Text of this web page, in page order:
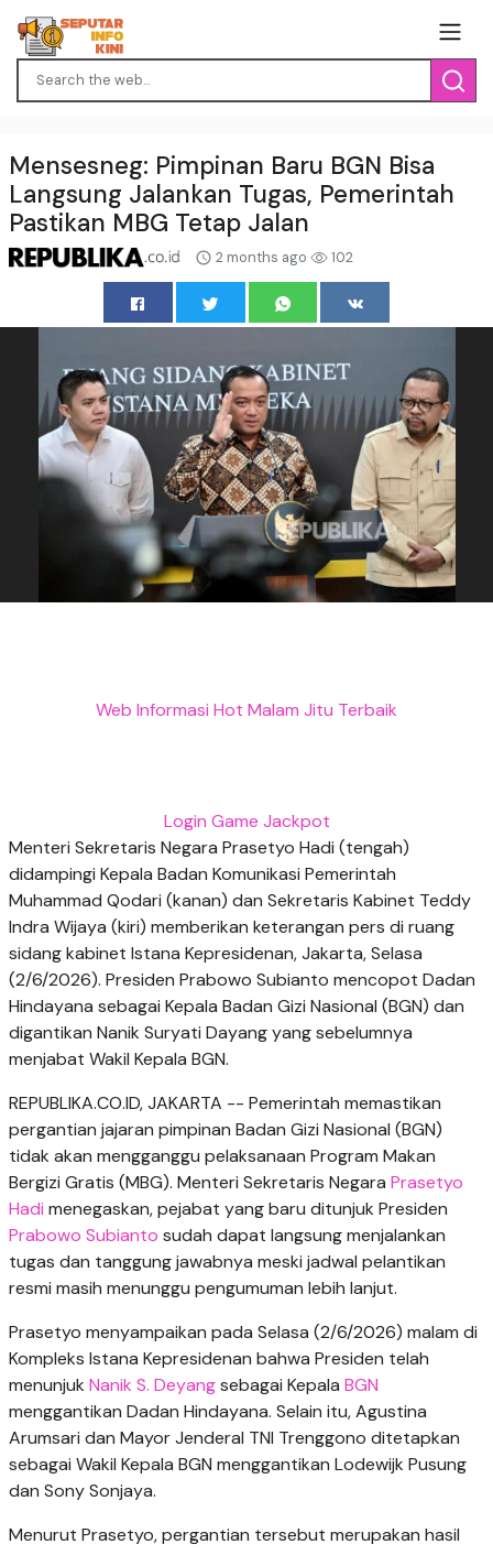
Mensesneg: Pimpinan Baru BGN Bisa
Langsung Jalankan Tugas, Pemerintah
Pastikan MBG Tetap Jalan
2 months ago 102
Web Informasi Hot Malam Jitu Terbaik
Login Game Jackpot
Menteri Sekretaris Negara Prasetyo Hadi (tengah)
didampingi Kepala Badan Komunikasi Pemerintah
Muhammad Qodari (kanan) dan Sekretaris Kabinet Teddy
Indra Wijaya (kiri) memberikan keterangan pers di ruang
sidang kabinet Istana Kepresidenan, Jakarta, Selasa
(2/6/2026). Presiden Prabowo Subianto mencopot Dadan
Hindayana sebagai Kepala Badan Gizi Nasional (BGN) dan
digantikan Nanik Suryati Dayang yang sebelumnya
menjabat Wakil Kepala BGN.
REPUBLIKA.CO.ID, JAKARTA -- Pemerintah memastikan
pergantian jajaran pimpinan Badan Gizi Nasional (BGN)
tidak akan mengganggu pelaksanaan Program Makan
Bergizi Gratis (MBG). Menteri Sekretaris Negara Prasetyo
Hadi menegaskan, pejabat yang baru ditunjuk Presiden
Prabowo Subianto sudah dapat langsung menjalankan
tugas dan tanggung jawabnya meski jadwal pelantikan
resmi masih menunggu pengumuman lebih lanjut.
Prasetyo menyampaikan pada Selasa (2/6/2026) malam di
Kompleks Istana Kepresidenan bahwa Presiden telah
menunjuk Nanik S. Deyangsebagai Kepala BGN
menggantikan Dadan Hindayana. Selain itu, Agustina
Arumsari dan Mayor Jenderal TNI Trenggono ditetapkan
sebagai Wakil Kepala BGN menggantikan Lodewijk Pusung
dan Sony Sonjaya.
Menurut Prasetyo, pergantian tersebut merupakan hasil